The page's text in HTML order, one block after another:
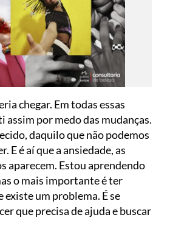
chegar. Em todas essas
assim por medo das mudanças.
daquilo que não podemos
E é aí que a ansiedade, as
aparecem. Estou aprendendo
o mais importante é ter
existe um problema. É se
que precisa de ajuda e buscar